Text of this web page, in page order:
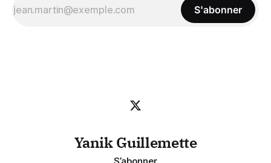
S'abonner
Yanik Guillemette